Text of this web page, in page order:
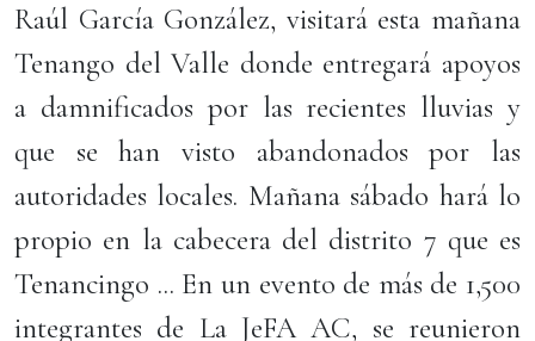
Raúl García González, visitará esta mañana
Tenango del Valle donde entregará apoyos
a damnificados por las recientes lluvias y
que se han visto abandonados por las
autoridades locales. Mañana sábado hará lo
propio en la cabecera del distrito 7 que es
Tenancingo ... En un evento de más de 1,500
integrantes de La JeFA AC, se reunieron